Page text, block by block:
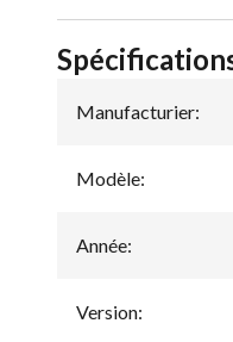
Manufacturier:
Modèle:
Année:
Version: